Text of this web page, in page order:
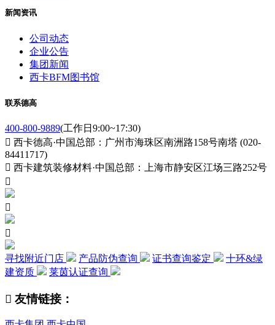
新闻资讯
公司动态
企业公告
集团新闻
西卡BFM图书馆
联系德高
400-800-9889(工作日9:00~17:30)
 西卡德高·中国总部：广州市海珠区南洲路158号南塔 (020-
84411717)
 西卡建筑装修材料·中国总部：上海市静安区江场三路252号



寻找附近门店 产品防伪查询 证书查询鉴定
十环&绿
建资质
莱茵认证查询
 友情链接：